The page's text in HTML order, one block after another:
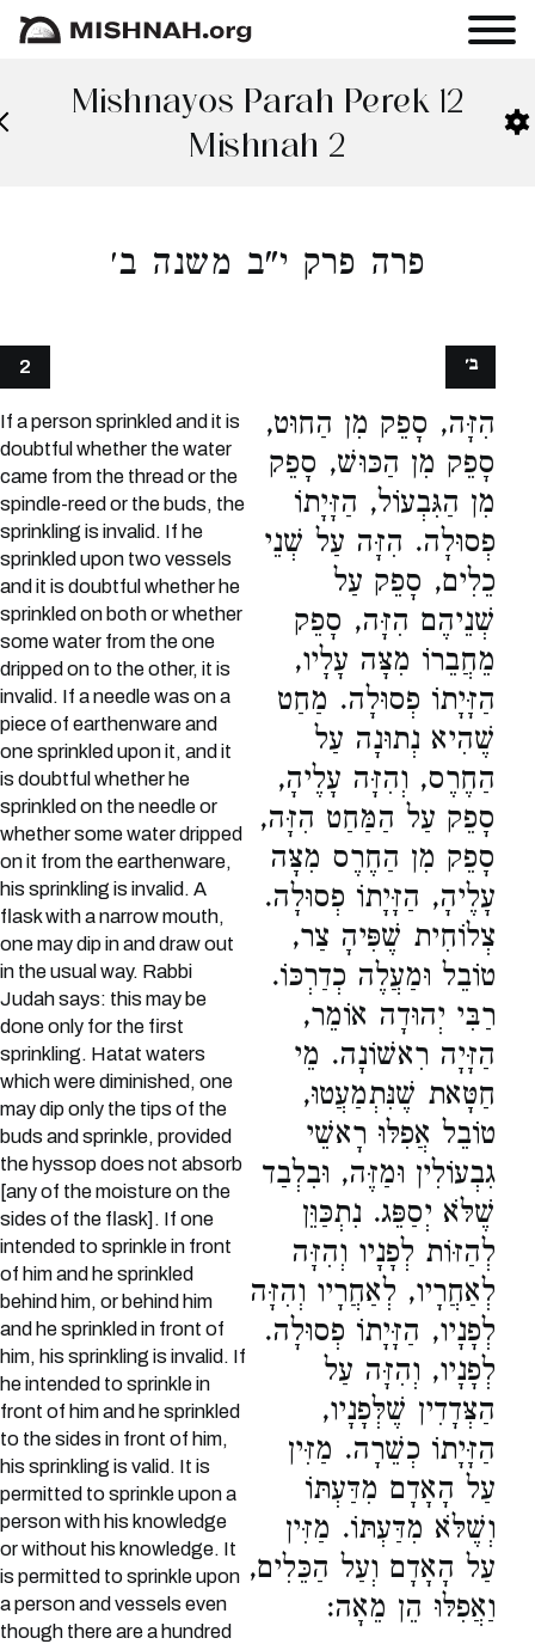
Mishnayos Parah Perek 12
Mishnah 2
פרה פרק י"ב משנה ב׳
2
If a person sprinkled and it is
doubtful whether the water
came from the thread or the
spindle-reed or the buds, the
sprinkling is invalid. If he
sprinkled upon two vessels
and it is doubtful whether he
sprinkled on both or whether
some water from the one
dripped on to the other, it is
invalid. If a needle was on a
piece of earthenware and
one sprinkled upon it, and it
is doubtful whether he
sprinkled on the needle or
whether some water dripped
on it from the earthenware,
his sprinkling is invalid. A
flask with a narrow mouth,
one may dip in and draw out
in the usual way. Rabbi
Judah says: this may be
done only for the first
sprinkling. Hatat waters
which were diminished, one
may dip only the tips of the
buds and sprinkle, provided
the hyssop does not absorb
[any of the moisture on the
sides of the flask]. If one
intended to sprinkle in front
of him and he sprinkled
behind him, or behind him
and he sprinkled in front of
him, his sprinkling is invalid. If
he intended to sprinkle in
front of him and he sprinkled
to the sides in front of him,
his sprinkling is valid. It is
permitted to sprinkle upon a
person with his knowledge
or without his knowledge. It
is permitted to sprinkle upon
a person and vessels even
though there are a hundred
הִזָּה, סָפֵק מִן הַחוּט,
סָפֵק מִן הַכּוּשׁ, סָפֵק
מִן הַגִּבְעוֹל, הַזָּיָתוֹ
פְסוּלָה. הִזָּה עַל שְׁנֵי
כֵלִים, סָפֵק עַל
שְׁנֵיהֶם הִזָּה, סָפֵק
מֵחֲבֵרוֹ מִצָּה עָלָיו,
הַזָּיָתוֹ פְסוּלָה. מַחַט
שֶׁהִיא נְתוּנָה עַל
הַחֶרֶס, וְהִזָּה עָלֶיהָ,
סָפֵק עַל הַמַּחַט הִזָּה,
סָפֵק מִן הַחֶרֶס מִצָּה
עָלֶיהָ, הַזָּיָתוֹ פְסוּלָה.
צְלוֹחִית שֶׁפִּיהָ צַר,
טוֹבֵל וּמַעֲלֶה כְדַרְכּוֹ.
רַבִּי יְהוּדָה אוֹמֵר,
הַזָּיָה רִאשׁוֹנָה. מֵי
חַטָּאת שֶׁנִּתְמַעֲטוּ,
טוֹבֵל אֲפִלּוּ רָאשֵׁי
גִבְעוֹלִין וּמַזֶּה, וּבִלְבַד
שֶׁלֹּא יְסַפֵּג. נִתְכַּוֵּן
לְהַזּוֹת לְפָנָיו וְהִזָּה
לְאַחֲרָיו, לְאַחֲרָיו וְהִזָּה
לְפָנָיו, הַזָּיָתוֹ פְסוּלָה.
לְפָנָיו, וְהִזָּה עַל
הַצְּדָדִין שֶׁלְּפָנָיו,
הַזָּיָתוֹ כְשֵׁרָה. מַזִּין
עַל הָאָדָם מִדַּעְתּוֹ
וְשֶׁלֹּא מִדַּעְתּוֹ. מַזִּין
עַל הָאָדָם וְעַל הַכֵּלִים,
וַאֲפִלּוּ הֵן מֵאָה:
ב׳